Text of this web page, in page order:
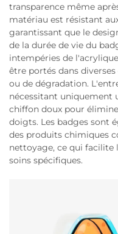
transparence même
matériau est résistant
garantissant que le
de la durée de vie du
intempéries de
être portés dans
ou de dégradation.
nécessitant uniquement
chiffon doux pour
doigts. Les badges sont
des produits chimiques
nettoyage, ce qui facilite
soins spécifiques.